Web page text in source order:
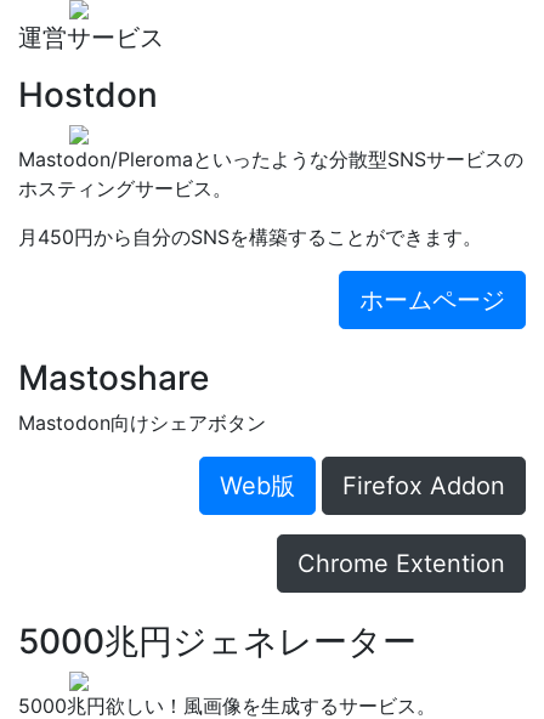
運営サービス
Hostdon
Mastodon/Pleromaといったような分散型SNSサービスの
ホスティングサービス。
月450円から自分のSNSを構築することができます。
ホームページ
Mastoshare
Mastodon向けシェアボタン
Web版 Firefox Addon
Chrome Extention
5000兆円ジェネレーター
5000兆円欲しい！風画像を生成するサービス。